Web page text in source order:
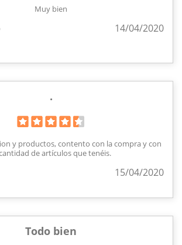
Muy bien
14/04/2020
.
y productos, contento con la compra y con
de artículos que tenéis.
15/04/2020
Todo bien